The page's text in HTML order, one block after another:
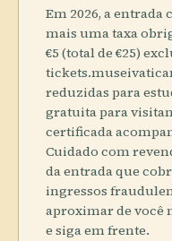
Em 2026, a entrada
mais uma taxa
€5 (total de €25)
reduzidas para
gratuita para
certificada
Cuidado com
da entrada que
ingressos
aproximar de você
e siga em frente.